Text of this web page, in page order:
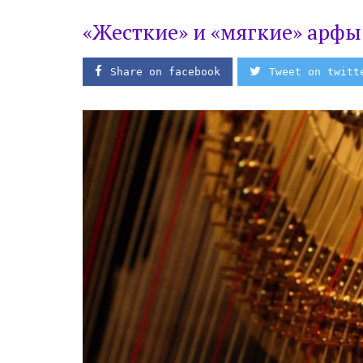
«Жесткие» и «мягкие» арфы
Share on facebook Tweet on